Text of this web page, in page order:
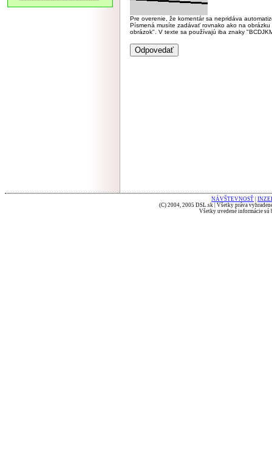
Pre overenie, že komentár sa nepridáva
Písmená musíte zadávať rovnako ako na
obrázok". V texte sa používajú iba znaky
NÁVŠTEVNOSŤ
(C) 2004, 2005 DSL.sk | Všetky práva
Všetky uvedené informácie sú